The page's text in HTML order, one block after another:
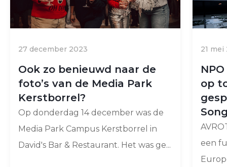
27 december 2023
Ook zo benieuwd naar de
foto’s van de Media Park
Kerstborrel?
Op donderdag 14 december was de
Media Park Campus Kerstborrel in
David's Bar & Restaurant. Het was ge...
21 mei
op
een